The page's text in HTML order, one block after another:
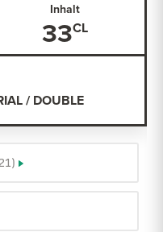
Inhalt
33
/ DOUBLE